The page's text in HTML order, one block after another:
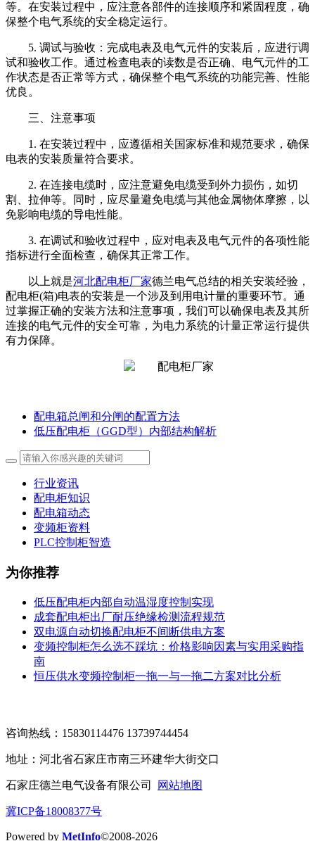
等。在安装过程中，应注意各部件的连接顺序和紧固程度，确
保整个电气系统的安全稳定运行。
5. 调试与验收：完成电表及电气元件的安装后，应进行调
试和验收工作。通过检查电表的读数是否正确、电气元件的工
作状态是否正常等方式，确保整个电气系统的功能完善、性能
优良。
三、注意事项
1. 在安装过程中，应遵循相关国家标准和规范要求，确保
电表的安装质量符合要求。
2. 在连接电缆时，应注意避免电缆受到外力损伤，如切
割、拉伸等。同时，应尽量避免电缆与其他金属物体摩擦，以
免影响电缆的导电性能。
3. 在调试和验收过程中，应对电表及电气元件的各项性能
指标进行全面检查，确保其正常工作。
以上就是河北配电柜厂家德兰电气总结的相关安装经验，
配电柜(箱)电表的安装是一个涉及到用电计量的重要环节。通
过掌握正确的安装方法和注意事项，我们可以确保电表及其所
连接的电气元件的安全可靠，为电力系统的计量正常运行提供
有力保障。
配电箱总闸和分闸的配置方法
低压配电柜（GGD型）内部结构解析
行业资讯
配电柜知识
配电箱动态
变频柜资料
PLC控制柜智造
为你推荐
低压配电柜内部自动温湿度控制实现
成套配电柜出厂耐压绝缘检测流程规范
双电源自动切换配电柜不间断供电方案
变频控制柜怎么选不踩坑：价格影响因素与实用采购指
南
恒压供水变频控制柜一拖一与一拖二方案对比分析
咨询热线：15830114476 13739744454
地址：河北省石家庄市南三环建华大街交口
石家庄德兰电气设备有限公司 网站地图
冀ICP备18008377号
Powered by MetInfo©2008-2026